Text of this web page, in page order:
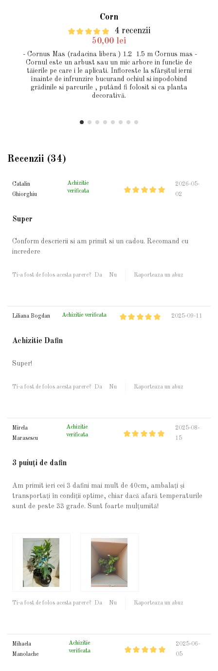
Corn
4 recenzii
50,00 lei
- Cornus Mas (radacina libera ) 1.2 1.5 m Cornus mas -
Cornul este un arbust sau un mic arbore in functie de
tăierile pe care i le aplicati. Infloreste la sfârșitul ierni
înainte de infrunzire bucurand ochiul si inpodobind
grădinile si parcurile , putând fi folosit si ca planta
decorativă.
Recenzii (34)
Catalin
Ghiorghiu
Achizitie
verificata
2026-05-
02
Super
Conform descrierii si am primit si un cadou. Recomand cu
incredere
Ti-a fost de folos acesta parere? Da Nu Raporteaza un abuz
Liliana Bogdan Achizitie verificata 2025-09-11
Achizitie Dafin
Super!
Ti-a fost de folos acesta parere? Da Nu Raporteaza un abuz
Mirela
Marasescu
Achizitie
verificata
2025-08-
15
3 puiuți de dafin
Am primit ieri cei 3 dafini mai mult de 40cm, ambalați și
transportați în condiții optime, chiar dacă afară temperaturile
sunt de peste 33 grade. Sunt foarte mulțumită!
Ti-a fost de folos acesta parere? Da Nu Raporteaza un abuz
Mihaela
Manolache
Achizitie
verificata
2025-06-
05